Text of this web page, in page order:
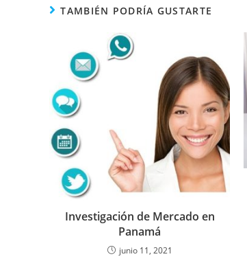
TAMBIÉN PODRÍA GUSTARTE
Investigación de Mercado en
Panamá
junio 11, 2021